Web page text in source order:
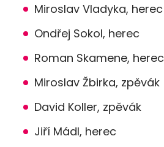
Miroslav Vladyka, herec
Ondřej Sokol, herec
Roman Skamene, herec
Miroslav Žbirka, zpěvák
David Koller, zpěvák
Jiří Mádl, herec